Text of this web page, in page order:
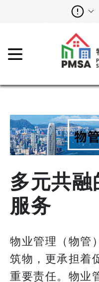
多元共
服务
物业管理（物管
筑物，更承担着
重要责任。物业